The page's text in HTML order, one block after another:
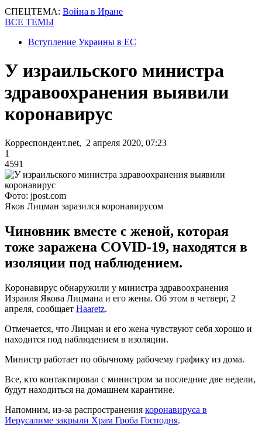
СПЕЦТЕМА: Война в Иране
ВСЕ ТЕМЫ
Вступление Украины в ЕС
У израильского министра
здравоохранения выявили
коронавирус
Корреспондент.net, 2 апреля 2020, 07:23
1
4591
Фото: jpost.com
Яков Лицман заразился коронавирусом
Чиновник вместе с женой, которая
тоже заражена COVID-19, находятся в
изоляции под наблюдением.
Коронавирус обнаружили у министра здравоохранения
Израиля Якова Лицмана и его жены. Об этом в четверг, 2
апреля, сообщает Haaretz.
Отмечается, что Лицман и его жена чувствуют себя хорошо и
находится под наблюдением в изоляции.
Министр работает по обычному рабочему графику из дома.
Все, кто контактировал с министром за последние две недели,
будут находиться на домашнем карантине.
Напомним, из-за распространения коронавируса в
Иерусалиме закрыли Храм Гроба Господня.